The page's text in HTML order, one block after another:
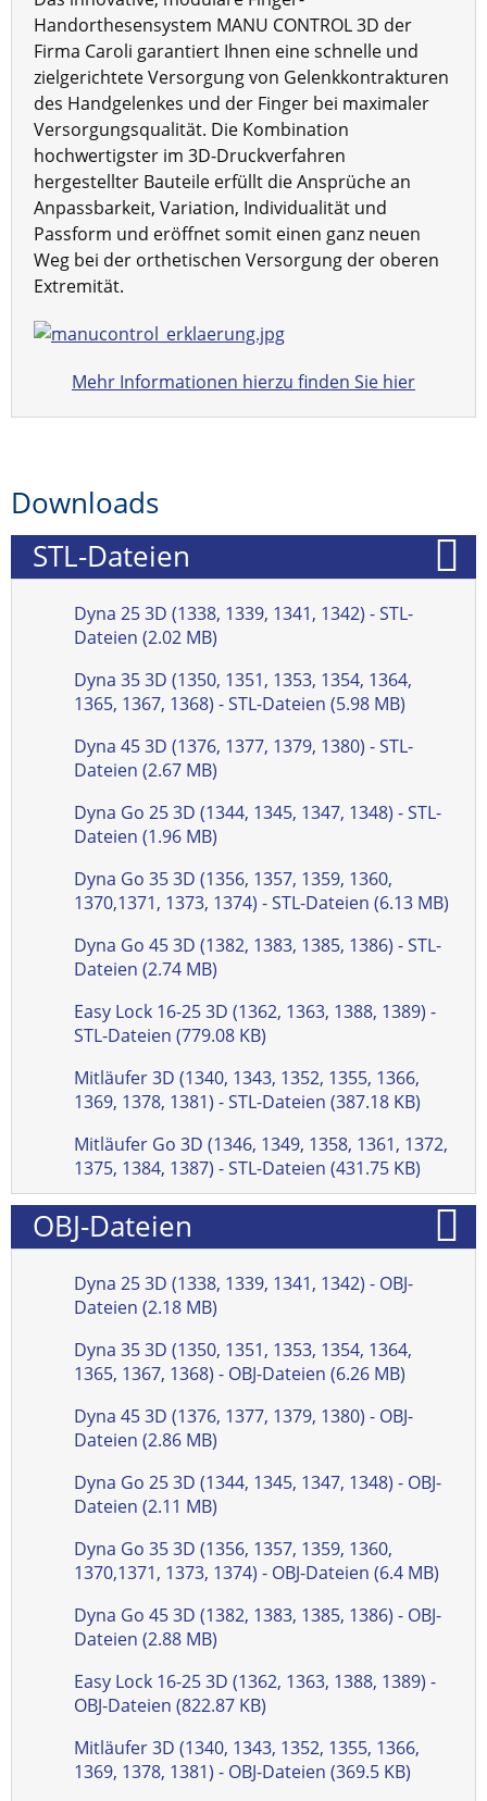
Handorthesensystem MANU CONTROL 3D der
Firma Caroli garantiert Ihnen eine schnelle und
zielgerichtete Versorgung von Gelenkkontrakturen
des Handgelenkes und der Finger bei maximaler
Versorgungsqualität. Die Kombination
hochwertigster im 3D-Druckverfahren
hergestellter Bauteile erfüllt die Ansprüche an
Anpassbarkeit, Variation, Individualität und
Passform und eröffnet somit einen ganz neuen
Weg bei der orthetischen Versorgung der oberen
Extremität.
Mehr Informationen hierzu finden Sie hier
Downloads
STL-Dateien
Dyna 25 3D (1338, 1339, 1341, 1342) - STL-
Dateien (2.02 MB)
Dyna 35 3D (1350, 1351, 1353, 1354, 1364,
1365, 1367, 1368) - STL-Dateien (5.98 MB)
Dyna 45 3D (1376, 1377, 1379, 1380) - STL-
Dateien (2.67 MB)
Dyna Go 25 3D (1344, 1345, 1347, 1348) - STL-
Dateien (1.96 MB)
Dyna Go 35 3D (1356, 1357, 1359, 1360,
1370,1371, 1373, 1374) - STL-Dateien (6.13 MB)
Dyna Go 45 3D (1382, 1383, 1385, 1386) - STL-
Dateien (2.74 MB)
Easy Lock 16-25 3D (1362, 1363, 1388, 1389) -
STL-Dateien (779.08 KB)
Mitläufer 3D (1340, 1343, 1352, 1355, 1366,
1369, 1378, 1381) - STL-Dateien (387.18 KB)
Mitläufer Go 3D (1346, 1349, 1358, 1361, 1372,
1375, 1384, 1387) - STL-Dateien (431.75 KB)
OBJ-Dateien
Dyna 25 3D (1338, 1339, 1341, 1342) - OBJ-
Dateien (2.18 MB)
Dyna 35 3D (1350, 1351, 1353, 1354, 1364,
1365, 1367, 1368) - OBJ-Dateien (6.26 MB)
Dyna 45 3D (1376, 1377, 1379, 1380) - OBJ-
Dateien (2.86 MB)
Dyna Go 25 3D (1344, 1345, 1347, 1348) - OBJ-
Dateien (2.11 MB)
Dyna Go 35 3D (1356, 1357, 1359, 1360,
1370,1371, 1373, 1374) - OBJ-Dateien (6.4 MB)
Dyna Go 45 3D (1382, 1383, 1385, 1386) - OBJ-
Dateien (2.88 MB)
Easy Lock 16-25 3D (1362, 1363, 1388, 1389) -
OBJ-Dateien (822.87 KB)
Mitläufer 3D (1340, 1343, 1352, 1355, 1366,
1369, 1378, 1381) - OBJ-Dateien (369.5 KB)